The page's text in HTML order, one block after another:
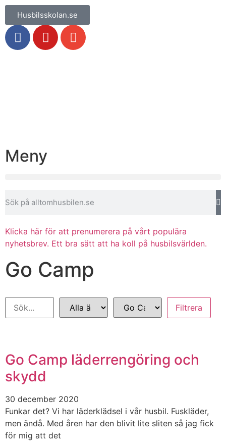
Husbilsskolan.se
Meny
Klicka här för att prenumerera på vårt populära
nyhetsbrev. Ett bra sätt att ha koll på husbilsvärlden.
Go Camp
Go Camp läderrengöring och
skydd
30 december 2020
Funkar det? Vi har läderklädsel i vår husbil. Fuskläder,
men ändå. Med åren har den blivit lite sliten så jag fick
för mig att det